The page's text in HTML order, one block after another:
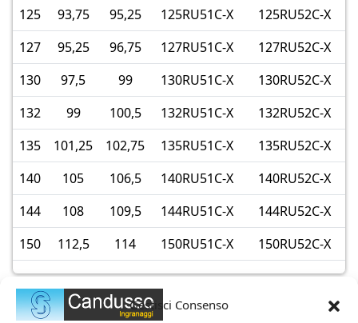
Gestisci Consenso
125
93,75 95,25 125RU51C-X
125RU52C-X
127
95,25 96,75 127RU51C-X
127RU52C-X
130
97,5 99 130RU51C-X
130RU52C-X
132
99 100,5 132RU51C-X
132RU52C-X
135
101,25 102,75 135RU51C-X
135RU52C-X
140
105 106,5 140RU51C-X
140RU52C-X
144
108 109,5 144RU51C-X
144RU52C-X
150
112,5 114 150RU51C-X 150RU52C-X